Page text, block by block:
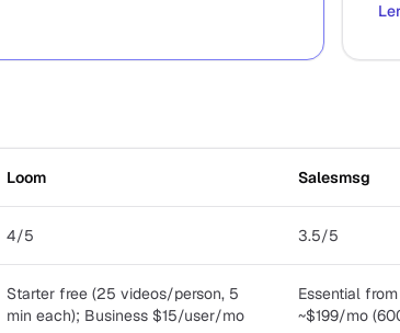
Loom Salesmsg
4/5 3.5/5
Starter free (25 videos/person, 5
min each); Business $15/user/mo
Essential
~$199/mo